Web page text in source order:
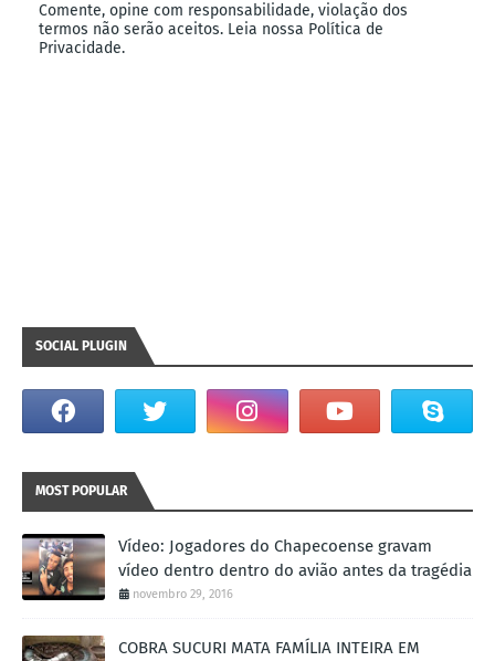
Comente, opine com responsabilidade, violação dos
termos não serão aceitos. Leia nossa Política de
Privacidade.
SOCIAL PLUGIN
MOST POPULAR
Vídeo: Jogadores do Chapecoense gravam
vídeo dentro dentro do avião antes da tragédia
novembro 29, 2016
COBRA SUCURI MATA FAMÍLIA INTEIRA EM